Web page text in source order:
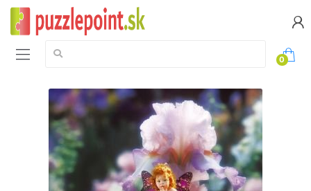
Vyhledávání:
0